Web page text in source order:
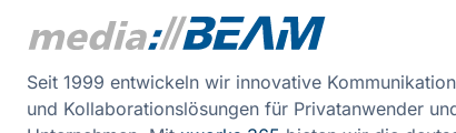
Seit 1999 entwickeln wir innovative
und Kollaborationslösungen für Privatanwender